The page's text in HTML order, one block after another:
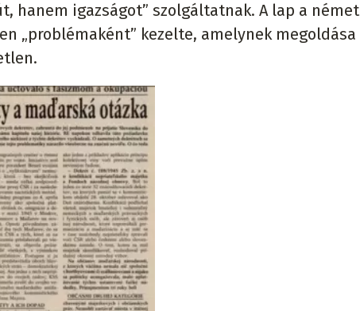
hanem igazságot” szolgáltatnak. A lap a német
„problémaként” kezelte, amelynek megoldása